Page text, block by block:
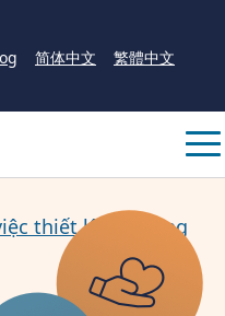
简体中文
繁體中文
thiết lập chương